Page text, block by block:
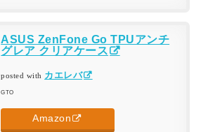
ASUS ZenFone Go TPUアンチ
グレア クリアケース
posted with カエレバ
GTO
Amazon